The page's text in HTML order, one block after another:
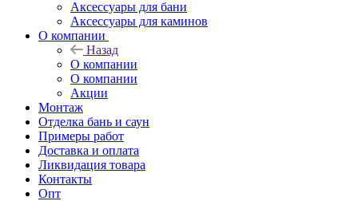
Аксессуары для бани
Аксессуары для каминов
О компании
Назад
О компании
О компании
Акции
Монтаж
Отделка бань и саун
Примеры работ
Доставка и оплата
Ликвидация товара
Контакты
Опт